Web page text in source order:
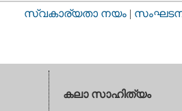
സ്വകാര്യതാ നയം |
കലാ സാഹിത്യം